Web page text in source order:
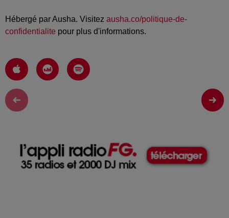
Hébergé par Ausha. Visitez ausha.co/politique-de-
confidentialite pour plus d'informations.